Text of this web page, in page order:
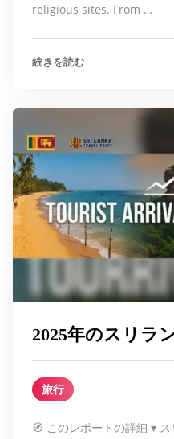
religious sites. From …
続きを読む
2025年のスリラ
旅行
🧭 このレポートの詳細 ▾